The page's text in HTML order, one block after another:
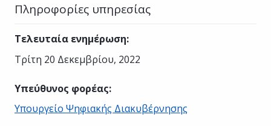
Πληροφορίες υπηρεσίας
Τελευταία ενημέρωση:
Τρίτη 20 Δεκεμβρίου, 2022
Υπεύθυνος φορέας:
Υπουργείο Ψηφιακής Διακυβέρνησης